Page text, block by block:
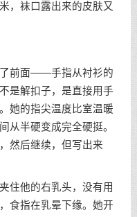
，袜口露出来的皮肤又
前面——手指从衬衫的
是解扣子，是直接用手
她的指尖温度比室温暖
半硬变成完全硬挺。
然后继续，但写出来
他的右乳头，没有用
食指在乳晕下缘。她开